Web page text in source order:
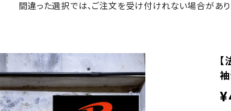
間違った選択では、ご注文を受け付けれない場合があり